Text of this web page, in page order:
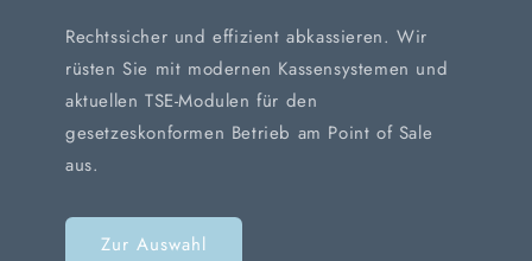
Rechtssicher und effizient abkassieren. Wir
rüsten Sie mit modernen Kassensystemen und
aktuellen TSE-Modulen für den
gesetzeskonformen Betrieb am Point of Sale
aus.
Zur Auswahl